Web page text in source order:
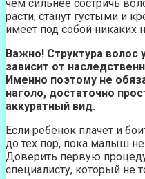
чем сильнее состричь
расти, станут густыми и
имеет под собой никаких
Важно! Структура волос
зависит от
Именно поэтому не
наголо, достаточно
аккуратный вид.
Если ребёнок плачет и
до тех пор, пока малыш не
Доверить первую
специалисту, который не